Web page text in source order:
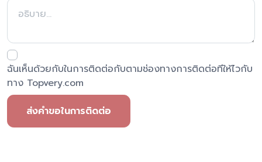
ฉันเห็นด้วยกับในการติดต่อกับตามช่องทางการติดต่อทีให้ไวกับ
ทาง Topvery.com
ส่งคำขอในการติดต่อ